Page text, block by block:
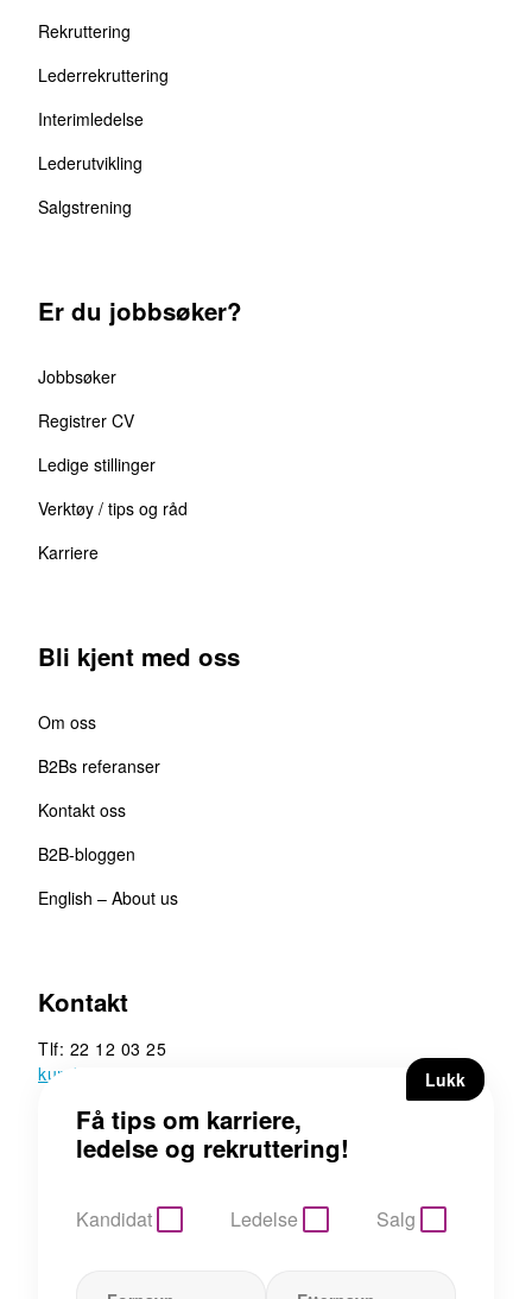
Rekruttering
Lederrekruttering
Interimledelse
Lederutvikling
Salgstrening
Er du jobbsøker?
Jobbsøker
Registrer CV
Ledige stillinger
Verktøy / tips og råd
Karriere
Bli kjent med oss
Om oss
B2Bs referanser
Kontakt oss
B2B-bloggen
English – About us
Kontakt
Tlf: 22 12 03 25
kunde@b2b.no
B2B Executive Search &
Rekruttering AS
Kandidat Ledelse Salg